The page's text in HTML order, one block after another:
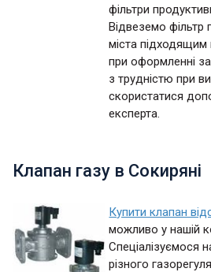
фільтри
Відвеземо фільтр
міста
при оформленні
з трудністю при
скористатися
експерта.
Клапан газу в Сокиряні
Купити клапан
можливо у нашій
Спеціалізуємося
різного